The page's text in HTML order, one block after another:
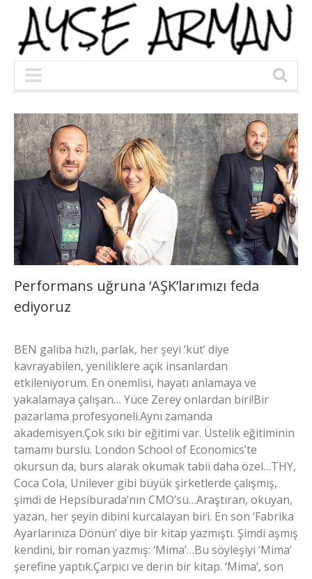
Performans uğruna ‘AŞK’larımızı feda
ediyoruz
BEN galiba hızlı, parlak, her şeyi ‘küt’ diye
kavrayabilen, yeniliklere açık insanlardan
etkileniyorum. En önemlisi, hayatı anlamaya ve
yakalamaya çalışan… Yüce Zerey onlardan biri!Bir
pazarlama profesyoneli.Aynı zamanda
akademisyen.Çok sıkı bir eğitimi var. Üstelik eğitiminin
tamamı burslu. London School of Economics’te
okursun da, burs alarak okumak tabii daha özel…THY,
Coca Cola, Unilever gibi büyük şirketlerde çalışmış,
şimdi de Hepsiburada’nın CMO’su…Araştıran, okuyan,
yazan, her şeyin dibini kurcalayan biri. En son ‘Fabrika
Ayarlarınıza Dönün’ diye bir kitap yazmıştı. Şimdi aşmış
kendini, bir roman yazmış: ‘Mima’…Bu söyleşiyi ‘Mima’
şerefine yaptık.Çarpıcı ve derin bir kitap. ‘Mima’, son